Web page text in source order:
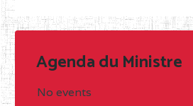
Agenda du Ministre
No events